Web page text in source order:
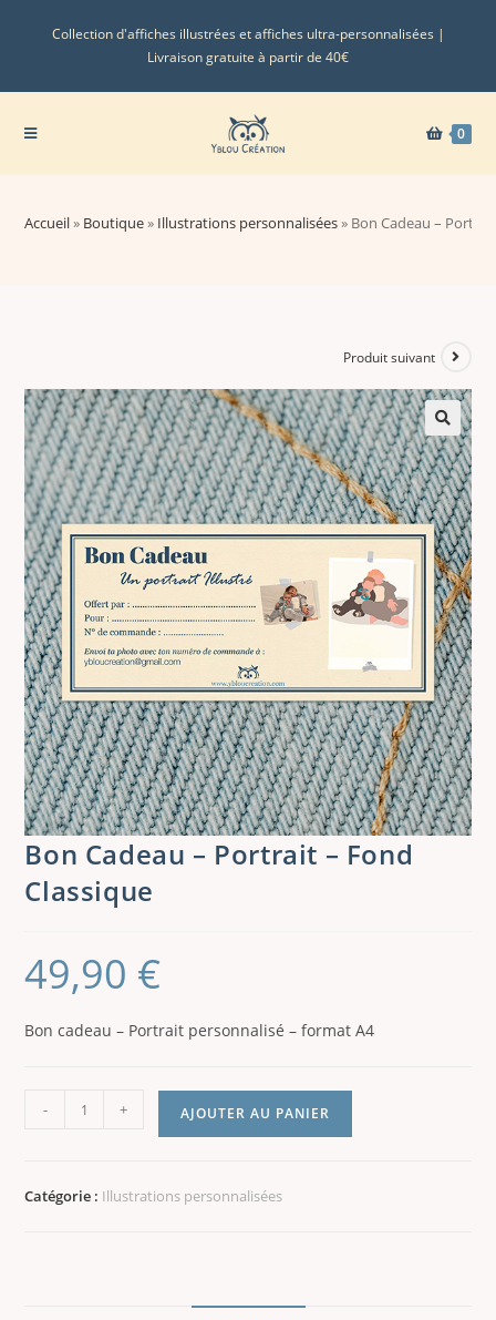
Collection d'affiches illustrées et affiches ultra-personnalisées |
Livraison gratuite à partir de 40€
0
Accueil» Boutique» Illustrations personnalisées» Bon Cadeau –
Produit suivant
Bon Cadeau – Portrait – Fond
Classique
49,90 €
Bon cadeau – Portrait personnalisé – format A4
- + AJOUTER AU PANIER
Catégorie : Illustrations personnalisées